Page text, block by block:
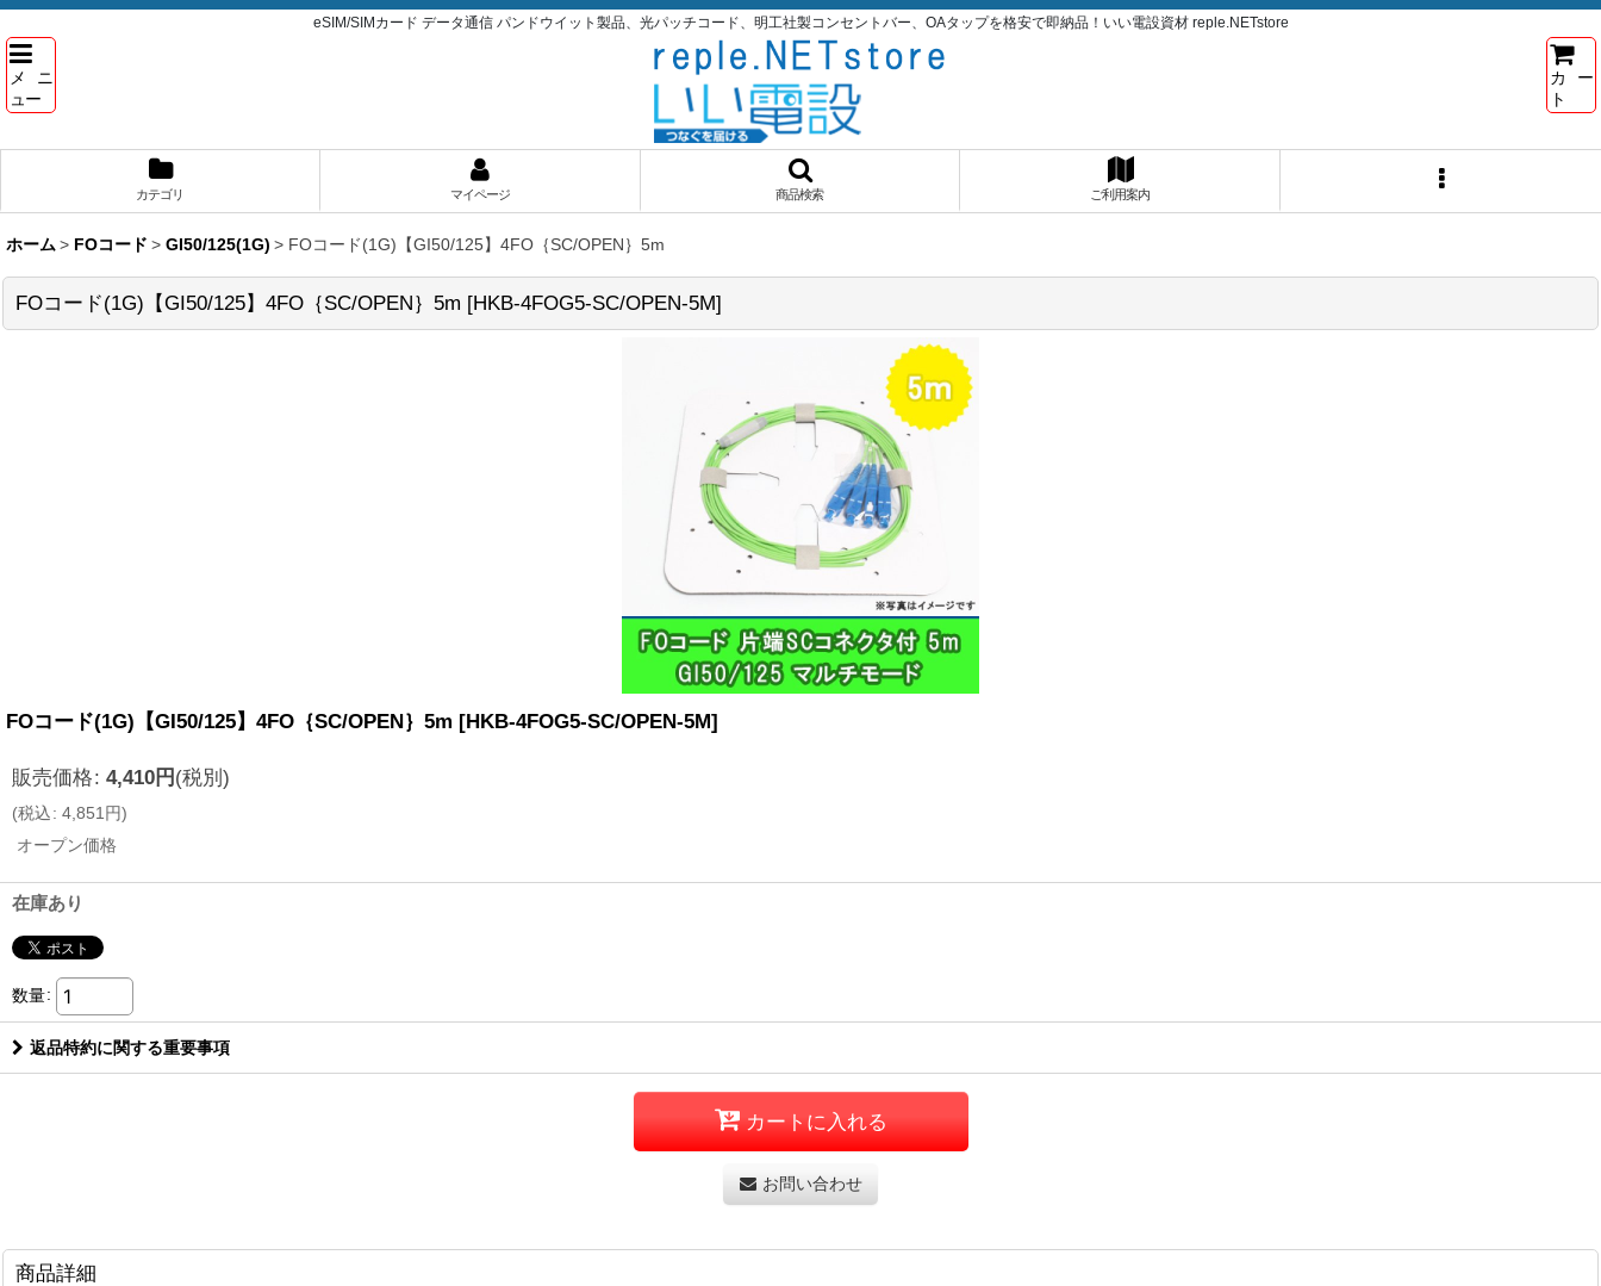
eSIM/SIMカード データ通信 パンドウイット製品、光パッチコード、明工社製コンセントバー、OAタップを格安で即納品！いい電設資材 reple.NETstore
メニ
ュー
カー
ト
カテゴリ マイページ 商品検索 ご利用案内
ホーム > FOコード > GI50/125(1G) > FOコード(1G)【GI50/125】4FO｛SC/OPEN｝5m
FOコード(1G)【GI50/125】4FO｛SC/OPEN｝5m [HKB-4FOG5-SC/OPEN-5M]
FOコード(1G)【GI50/125】4FO｛SC/OPEN｝5m [HKB-4FOG5-SC/OPEN-5M]
販売価格: 4,410円(税別)
(税込: 4,851 円)
オープン価格
在庫あり
数量:
返品特約に関する重要事項
カートに入れる
お問い合わせ
商品詳細